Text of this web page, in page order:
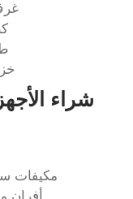
شراء
مكيفات